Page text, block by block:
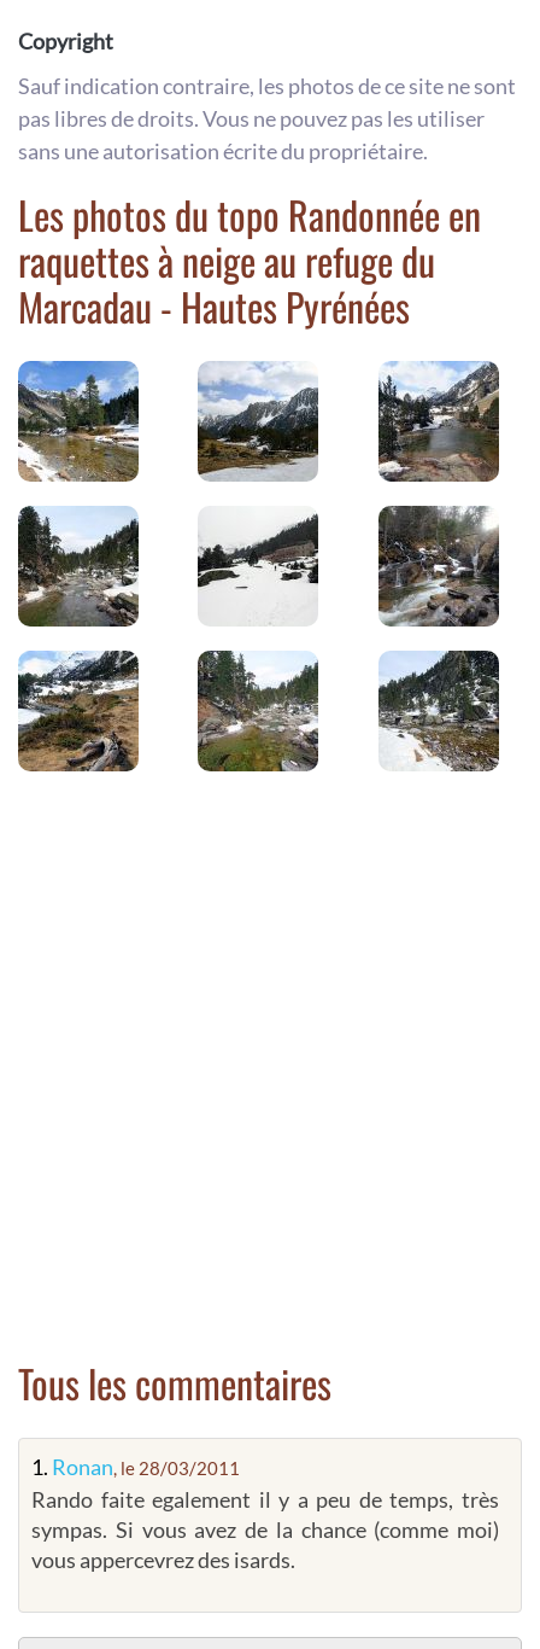
Copyright
Sauf indication contraire, les photos de ce site ne sont
pas libres de droits. Vous ne pouvez pas les utiliser
sans une autorisation écrite du propriétaire.
Les photos du topo Randonnée en
raquettes à neige au refuge du
Marcadau - Hautes Pyrénées
Tous les commentaires
1. Ronan, le 28/03/2011
Rando faite egalement il y a peu de temps, très
sympas. Si vous avez de la chance (comme moi)
vous appercevrez des isards.